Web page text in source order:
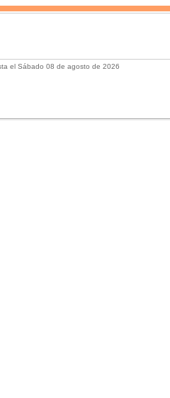
el Sábado 08 de agosto de 2026